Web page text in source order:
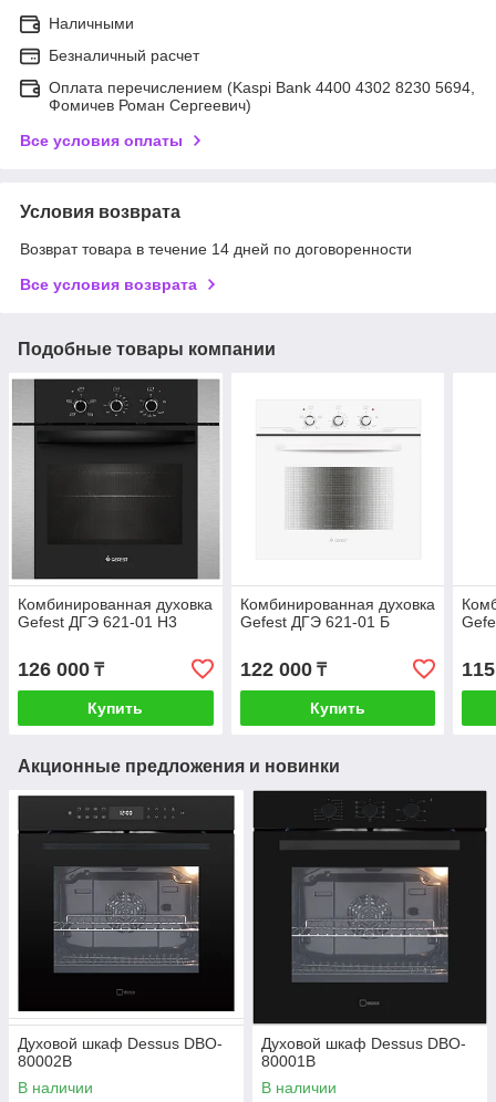
Наличными
Безналичный расчет
Оплата перечислением (Kaspi Bank 4400 4302 8230 5694,
Фомичев Роман Сергеевич)
Все условия оплаты
Условия возврата
Возврат товара в течение 14 дней по договоренности
Все условия возврата
Подобные товары компании
Комбинированная духовка
Gefest ДГЭ 621-01 Н3
126 000 ₸
Купить
Комбинированная духовка
Gefest ДГЭ 621-01 Б
122 000₸
Купить
Акционные предложения и новинки
Духовой шкаф Dessus DBO-
80002B
В наличии
Духовой шкаф Dessus DBO-
80001B
В наличии